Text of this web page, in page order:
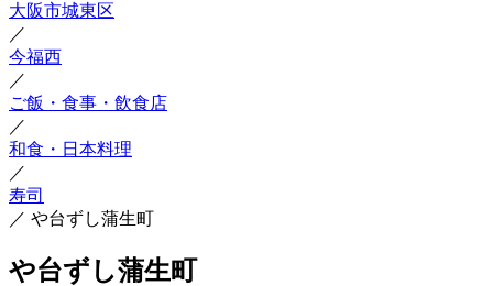
大阪市城東区
／
今福西
／
ご飯・食事・飲食店
／
和食・日本料理
／
寿司
／ や台ずし蒲生町
や台ずし蒲生町